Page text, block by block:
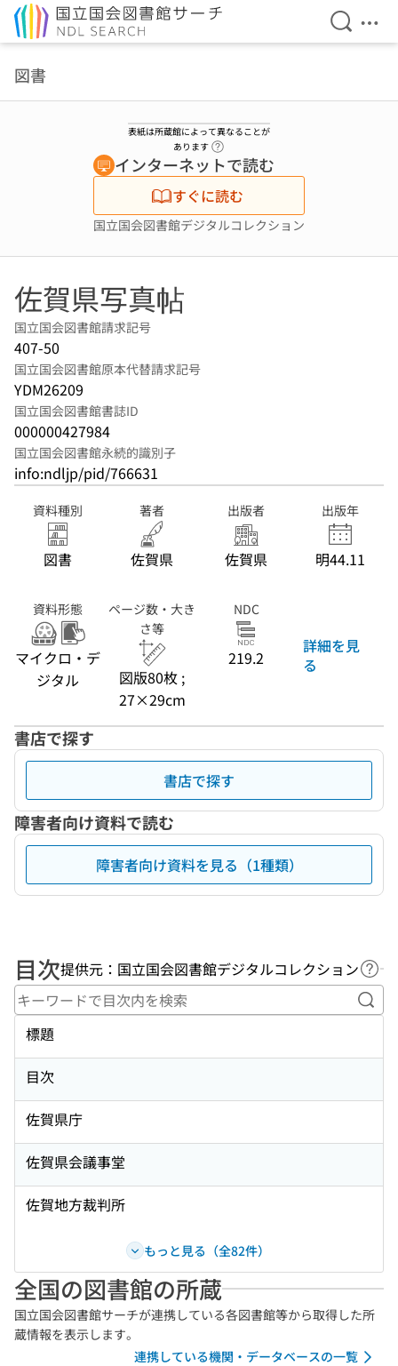
検索を
メ
図書
表紙は所蔵館によって異なることが
あります
インターネットで読む
すぐに読む
国立国会図書館デジタルコレクション
佐賀県写真帖
国立国会図書館請求記号
407-50
国立国会図書館原本代替請求記号
YDM26209
国立国会図書館書誌ID
000000427984
国立国会図書館永続的識別子
info:ndljp/pid/766631
資料種別
図書
著者
佐賀県
出版者
佐賀県
出版年
明44.11
資料形態
マイクロ・デ
ジタル
ページ数・大き
さ等
図版80枚 ;
27×29cm
NDC
219.2
詳細を見
る
書店で探す
書店で探す
障害者向け資料で読む
障害者向け資料を見る（1種類）
目次提供元：国立国会図書館デジタルコレクション ヘ
キ
標題
目次
佐賀県庁
佐賀県会議事堂
佐賀地方裁判所
もっと見る（全82件）
全国の図書館の所蔵
国立国会図書館サーチが連携している各図書館等から取得した所
蔵情報を表示します。
連携している機関・データベースの一覧